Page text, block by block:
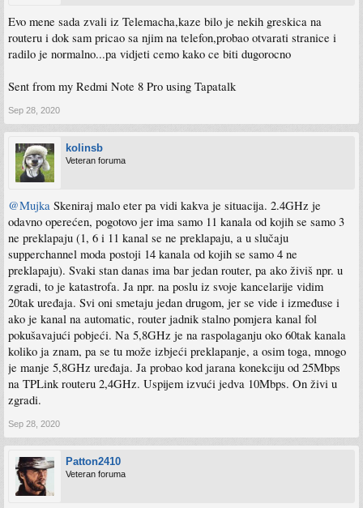
Evo mene sada zvali iz Telemacha,kaze bilo je nekih greskica na
routeru i dok sam pricao sa njim na telefon,probao otvarati stranice i
radilo je normalno...pa vidjeti cemo kako ce biti dugorocno
Sent from my Redmi Note 8 Pro using Tapatalk
Sep 28, 2020
kolinsb
Veteran foruma
@Mujka Skeniraj malo eter pa vidi kakva je situacija. 2.4GHz je
odavno operećen, pogotovo jer ima samo 11 kanala od kojih se samo 3
ne preklapaju (1, 6 i 11 kanal se ne preklapaju, a u slučaju
supperchannel moda postoji 14 kanala od kojih se samo 4 ne
preklapaju). Svaki stan danas ima bar jedan router, pa ako živiš npr. u
zgradi, to je katastrofa. Ja npr. na poslu iz svoje kancelarije vidim
20tak uređaja. Svi oni smetaju jedan drugom, jer se vide i izmeđuse i
ako je kanal na automatic, router jadnik stalno pomjera kanal fol
pokušavajući pobjeći. Na 5,8GHz je na raspolaganju oko 60tak kanala
koliko ja znam, pa se tu može izbjeći preklapanje, a osim toga, mnogo
je manje 5,8GHz uređaja. Ja probao kod jarana konekciju od 25Mbps
na TPLink routeru 2,4GHz. Uspijem izvući jedva 10Mbps. On živi u
zgradi.
Sep 28, 2020
Patton2410
Veteran foruma